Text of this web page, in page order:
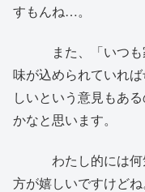
すもんね…。
また、「いつも家
味が込められていれ
しいという意見もあ
かなと思います。
わたし的には何気
方が嬉しいですけど